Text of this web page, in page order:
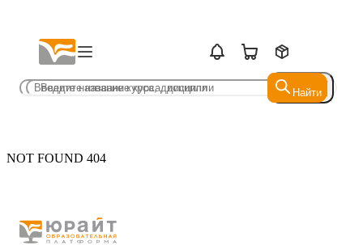
Найти
Найти
NOT FOUND 404